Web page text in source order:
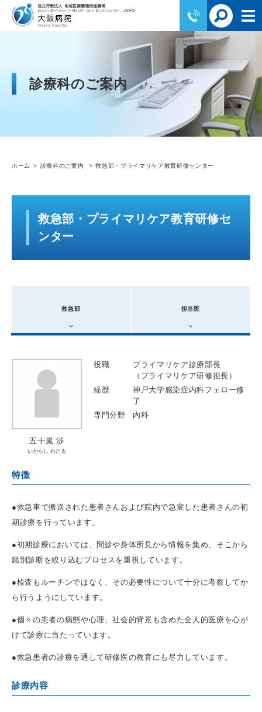
診療科のご案内
ホーム 診療科のご案内 救急部・プライマリケア教育研修センター
救急部・プライマリケア教育研修セ
ンター
救急部 担当医
五十嵐 渉
いがらし わたる
役職
プライマリケア診療部長
（プライマリケア研修担長）
経歴
神戸大学感染症内科フェロー修
了
専門分野
内科
特徴
●救急車で搬送された患者さんおよび院内で急変した患者さんの初
期診療を行っています。
●初期診療においては、問診や身体所見から情報を集め、そこから
鑑別診断を絞り込むプロセスを重視しています。
●検査もルーチンではなく、その必要性について十分に考察してか
ら行うようにしています。
●個々の患者の病態や心理、社会的背景も含めた全人的医療を心が
けて診療に当たっています。
●救急患者の診療を通して研修医の教育にも尽力しています。
診療内容